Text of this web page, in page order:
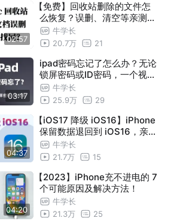
02:57
【免费】回收站删除的文件怎
么恢复？误删、清空等亲测有
效的3种方法！
牛学长
20.7万
21
03:17
ipad密码忘记了怎么办？无论
锁屏密码或ID密码，一个视频
教你解决！
牛学长
25.9万
29
04:37
【iOS17 降级 iOS16】iPhone
保留数据退回到 iOS16，亲测
成功！
牛学长
21.7万
15
04:20
【2023】iPhone充不进电的 7
个可能原因及解决方法！
牛学长
21.3万
25